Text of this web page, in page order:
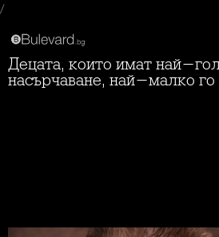
/
Децата, които имат най-голямо нужда от
насърчаване, най-малко го